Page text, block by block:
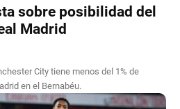
sobre posibilidad del
Madrid
City tiene menos del 1% de
en el Bernabéu.